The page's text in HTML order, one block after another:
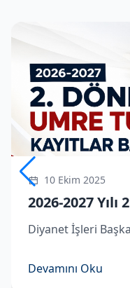
10 Ekim 2025
Devamını Oku